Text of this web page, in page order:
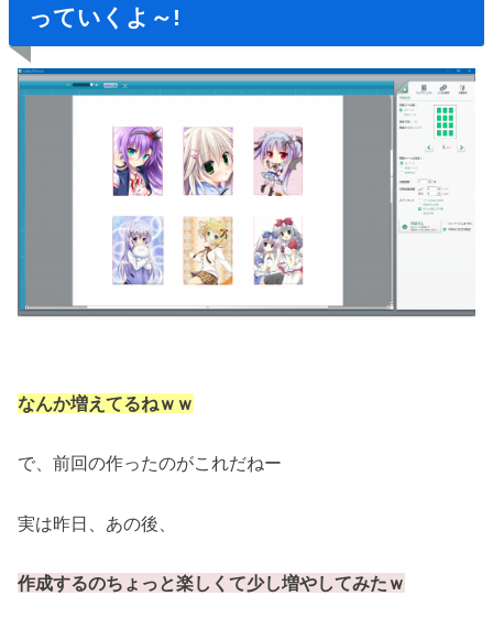
っていくよ～!
なんか増えてるねｗｗ
で、前回の作ったのがこれだねー
実は昨日、あの後、
作成するのちょっと楽しくて少し増やしてみたｗ